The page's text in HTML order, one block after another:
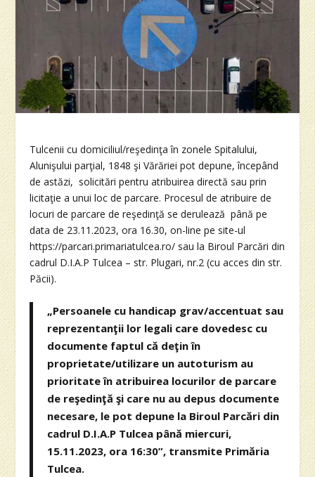
Tulcenii cu domiciliul/reşedinţa în zonele Spitalului,
Alunişului parţial, 1848 şi Vărăriei pot depune, începând
de astăzi, solicitări pentru atribuirea directă sau prin
licitaţie a unui loc de parcare. Procesul de atribuire de
locuri de parcare de reşedinţă se derulează până pe
data de 23.11.2023, ora 16.30, on-line pe site-ul
https://parcari.primariatulcea.ro/ sau la Biroul Parcări din
cadrul D.I.A.P Tulcea – str. Plugari, nr.2 (cu acces din str.
Păcii).
„Persoanele cu handicap grav/accentuat sau
reprezentanţii lor legali care dovedesc cu
documente faptul că deţin în
proprietate/utilizare un autoturism au
prioritate în atribuirea locurilor de parcare
de reşedinţă şi care nu au depus documente
necesare, le pot depune la Biroul Parcări din
cadrul D.I.A.P Tulcea până miercuri,
15.11.2023, ora 16:30”, transmite Primăria
Tulcea.